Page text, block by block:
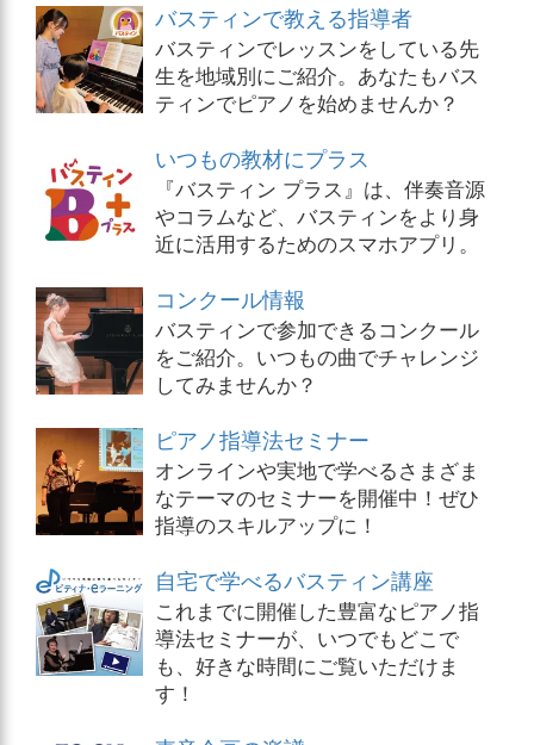
バスティンで教える指導者
バスティンでレッスンをしている先
生を地域別にご紹介。あなたもバス
ティンでピアノを始めませんか？
いつもの教材にプラス
『バスティン プラス』は、伴奏音源
やコラムなど、バスティンをより身
近に活用するためのスマホアプリ。
コンクール情報
バスティンで参加できるコンクール
をご紹介。いつもの曲でチャレンジ
してみませんか？
ピアノ指導法セミナー
オンラインや実地で学べるさまざま
なテーマのセミナーを開催中！ぜひ
指導のスキルアップに！
自宅で学べるバスティン講座
これまでに開催した豊富なピアノ指
導法セミナーが、いつでもどこで
も、好きな時間にご覧いただけま
す！